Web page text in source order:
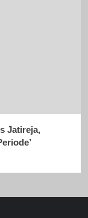
Jatireja,